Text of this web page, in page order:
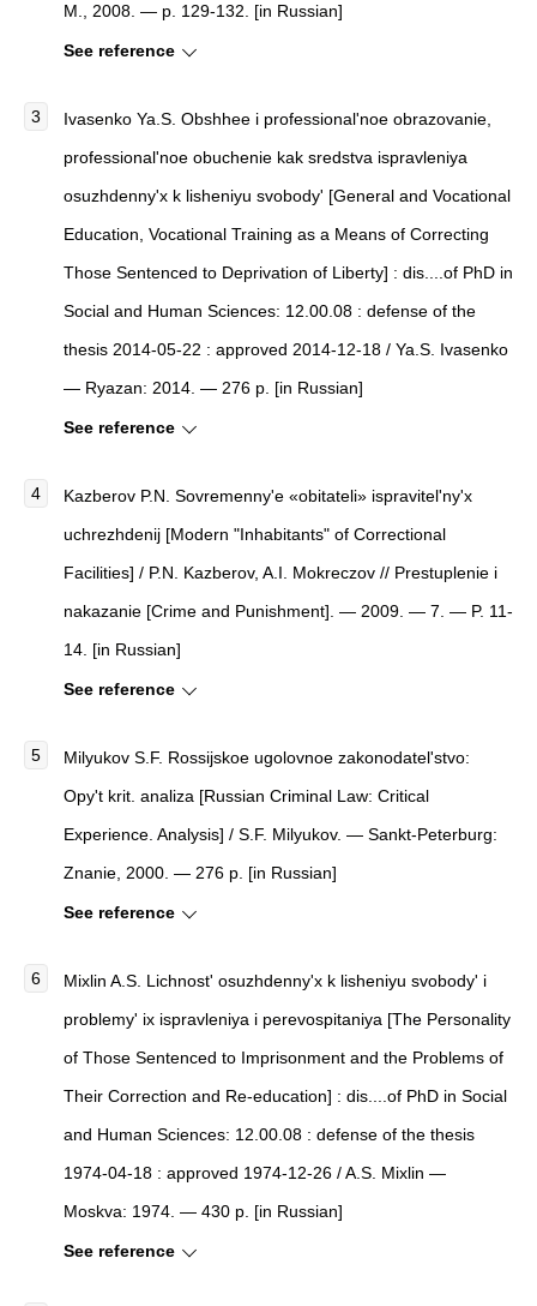
M., 2008. — p. 129-132. [in Russian]
See reference
Ivasenko Ya.S. Obshhee i professional'noe obrazovanie,
professional'noe obuchenie kak sredstva ispravleniya
osuzhdenny'x k lisheniyu svobody' [General and Vocational
Education, Vocational Training as a Means of Correcting
Those Sentenced to Deprivation of Liberty] : dis....of PhD in
Social and Human Sciences: 12.00.08 : defense of the
thesis 2014-05-22 : approved 2014-12-18 / Ya.S. Ivasenko
— Ryazan: 2014. — 276 p. [in Russian]
See reference
Kazberov P.N. Sovremenny'e «obitateli» ispravitel'ny'x
uchrezhdenij [Modern "Inhabitants" of Correctional
Facilities] / P.N. Kazberov, A.I. Mokreczov // Prestuplenie i
nakazanie [Crime and Punishment]. — 2009. — 7. — P. 11-
14. [in Russian]
See reference
Milyukov S.F. Rossijskoe ugolovnoe zakonodatel'stvo:
Opy't krit. analiza [Russian Criminal Law: Critical
Experience. Analysis] / S.F. Milyukov. — Sankt-Peterburg:
Znanie, 2000. — 276 p. [in Russian]
See reference
Mixlin A.S. Lichnost' osuzhdenny'x k lisheniyu svobody' i
problemy' ix ispravleniya i perevospitaniya [The Personality
of Those Sentenced to Imprisonment and the Problems of
Their Correction and Re-education] : dis....of PhD in Social
and Human Sciences: 12.00.08 : defense of the thesis
1974-04-18 : approved 1974-12-26 / A.S. Mixlin —
Moskva: 1974. — 430 p. [in Russian]
See reference